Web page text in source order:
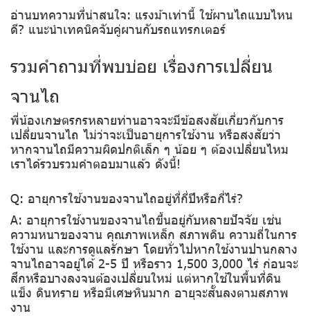
อ่านบทความที่น่าสนใจ: แรงม้าเท่านี้ ใช้ผานไถแบบไหน
ดี? แนะนำเทคนิคจับคู่ผานกับรถแทรกเตอร์
รวมคำถามที่พบบ่อย เรื่องการเปลี่ยน
จานไถ
พี่น้องเกษตรกรหลายท่านอาจจะมีข้อสงสัยเกี่ยวกับการ
เปลี่ยนจานไถ ไม่ว่าจะเป็นอายุการใช้งาน หรือสงสัยว่า
หากจานไถมีความผิดปกติเล็ก ๆ น้อย ๆ ต้องเปลี่ยนไหม
เราได้รวบรวมคำตอบมาแล้ว ดังนี้!
Q: อายุการใช้งานของจานไถอยู่ที่กี่ปีหรือกี่ไร่?
A: อายุการใช้งานของจานไถขึ้นอยู่กับหลายปัจจัย เช่น
ความหนาของจาน คุณภาพเหล็ก สภาพดิน ความถี่ในการ
ใช้งาน และการดูแลรักษา โดยทั่วไปหากใช้งานปานกลาง
จานไถอาจอยู่ได้ 2-5 ปี หรือราว 1,500 3,000 ไร่ ก่อนจะ
สึกหรือบางลงจนต้องเปลี่ยนใหม่ แต่หากใช้ในพื้นที่ดิน
แข็ง ดินทราย หรือมีเศษหินมาก อายุจะสั้นลงตามสภาพ
งาน